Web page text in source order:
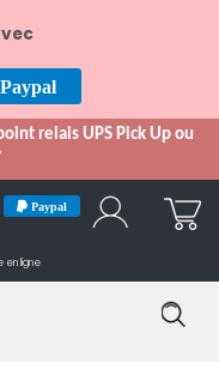
relais UPS Pick Up ou
Paypal
en ligne